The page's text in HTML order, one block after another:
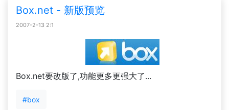
Box.net - 新版预览
2007-2-13 2:1
Box.net要改版了,功能更多更强大了...
#box